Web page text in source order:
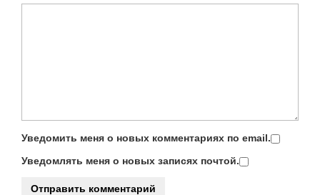
Уведомить меня о новых комментариях по email.
Уведомлять меня о новых записях почтой.